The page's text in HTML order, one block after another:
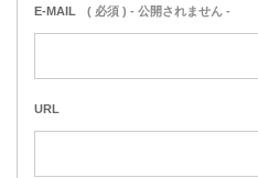
E-MAIL ( 必須 ) - 公開されません -
URL